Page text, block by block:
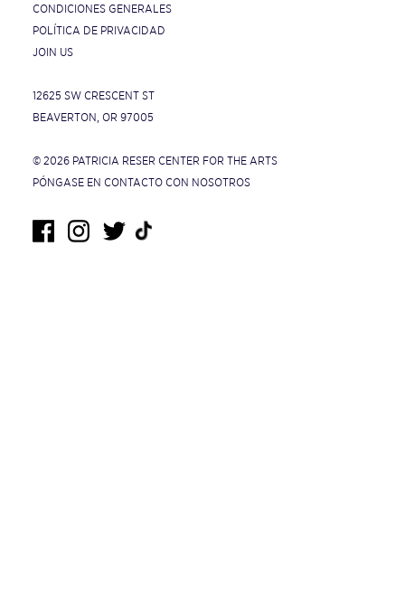
CONDICIONES GENERALES
POLÍTICA DE PRIVACIDAD
JOIN US
12625 SW CRESCENT ST
BEAVERTON, OR 97005
© 2026 PATRICIA RESER CENTER FOR THE ARTS
PÓNGASE EN CONTACTO CON NOSOTROS